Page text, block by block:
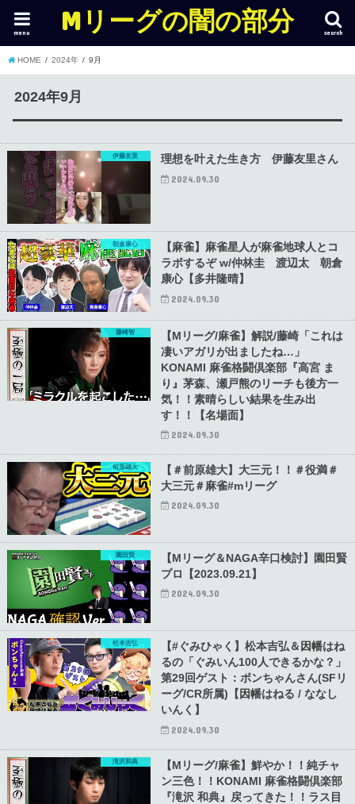
Mリーグの闇の部分 search
menu
HOME 2024年 9月
2024年9月
伊藤友里 理想を叶えた生き方 伊藤友里さん
2024.09.30
朝倉康心
【麻雀】麻雀星人が麻雀地球人とコ
ラボするぞ w/仲林圭 渡辺太 朝倉
康心【多井隆晴】
2024.09.30
藤崎智
【Mリーグ/麻雀】解説/藤崎「これは
凄いアガリが出ましたね…」
KONAMI 麻雀格闘倶楽部『高宮 ま
り』茅森、瀬戸熊のリーチも後方一
気！！素晴らしい結果を生み出
す！！【名場面】
2024.09.30
前原雄大
【＃前原雄大】大三元！！＃役満＃
大三元＃麻雀#mリーグ
2024.09.30
園田賢
【Mリーグ＆NAGA辛口検討】園田賢
プロ【2023.09.21】
2024.09.30
松本吉弘
【#ぐみひゃく】松本吉弘＆因幡はね
るの「ぐみいん100人できるかな？」
第29回ゲスト：ボンちゃんさん(SFリ
ーグ/CR所属)【因幡はねる / ななし
いんく】
2024.09.30
滝沢和典
【Mリーグ/麻雀】鮮やか！！純チャ
ン三色！！KONAMI 麻雀格闘倶楽部
『滝沢 和典』戻ってきた！！ラス目